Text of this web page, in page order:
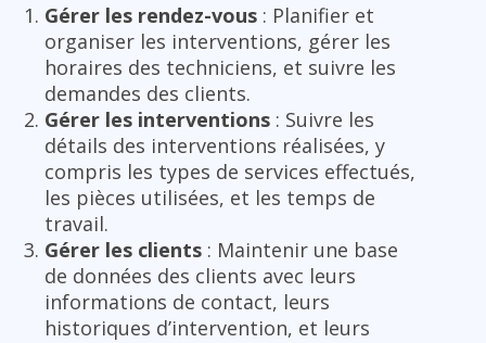
Gérer les rendez-vous : Planifier et
organiser les interventions, gérer les
horaires des techniciens, et suivre les
demandes des clients.
Gérer les interventions : Suivre les
détails des interventions réalisées, y
compris les types de services effectués,
les pièces utilisées, et les temps de
travail.
Gérer les clients : Maintenir une base
de données des clients avec leurs
informations de contact, leurs
historiques d’intervention, et leurs